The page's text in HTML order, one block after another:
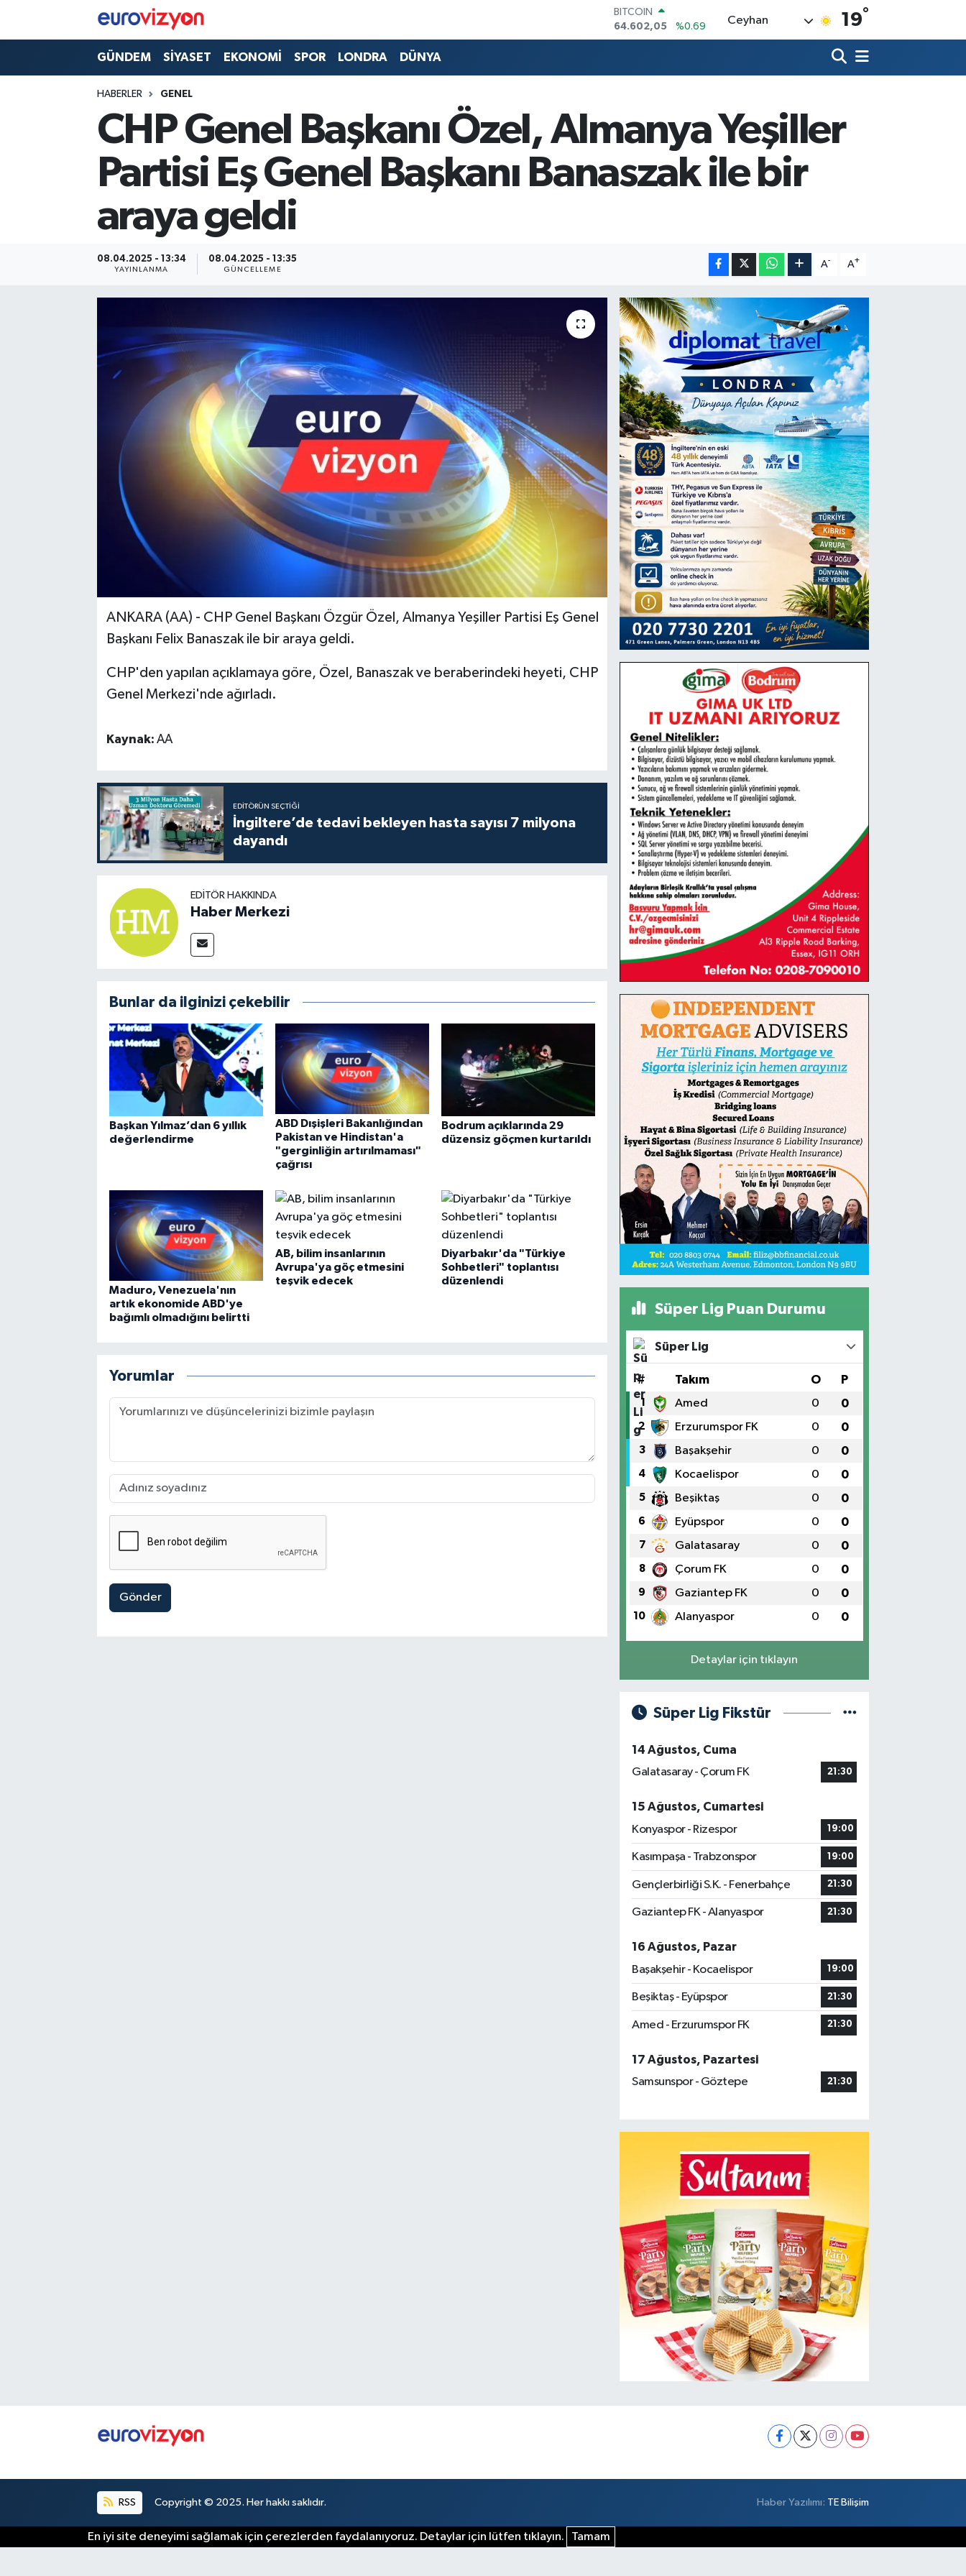
DOLAR
47,5986
%0.06
EURO
BİST100
13.768
%48
64.602,05
%0.69
Ceyhan 19°
GÜNDEM SİYASET EKONOMİ SPOR LONDRA DÜNYA
HABERLER GENEL
CHP Genel Başkanı Özel, Almanya Yeşiller
Partisi Eş Genel Başkanı Banaszak ile bir
araya geldi
08.04.2025 - 13:34
YAYINLANMA
08.04.2025 - 13:35
GÜNCELLEME
A- A+
ANKARA (AA) - CHP Genel Başkanı Özgür Özel, Almanya Yeşiller Partisi Eş Genel
Başkanı Felix Banaszak ile bir araya geldi.
CHP'den yapılan açıklamaya göre, Özel, Banaszak ve beraberindeki heyeti, CHP
Genel Merkezi'nde ağırladı.
Kaynak: AA
EDITÖRÜN SEÇTIĞI
İngiltere’de tedavi bekleyen hasta sayısı 7 milyona
dayandı
EDITÖR HAKKINDA
Haber Merkezi
Bunlar da ilginizi çekebilir
Başkan Yılmaz’dan 6 yıllık
değerlendirme
ABD Dışişleri Bakanlığından
Pakistan ve Hindistan'a
"gerginliğin artırılmaması"
çağrısı
Bodrum açıklarında 29
düzensiz göçmen kurtarıldı
Maduro, Venezuela'nın
artık ekonomide ABD'ye
bağımlı olmadığını belirtti
AB, bilim insanlarının
Avrupa'ya göç etmesini
teşvik edecek
Diyarbakır'da "Türkiye
Sohbetleri" toplantısı
düzenlendi
Yorumlar
Gönder
Süper Lig Puan Durumu
Süper Lig
# Takım O P
1 Amed 0 0
2 Erzurumspor FK 0 0
3 Başakşehir 0 0
4 Kocaelispor 0 0
5 Beşiktaş 0 0
6 Eyüpspor 0 0
7 Galatasaray 0 0
8 Çorum FK 0 0
9 Gaziantep FK 0 0
10 Alanyaspor 0 0
Detaylar için tıklayın
Süper Lig Fikstür
14 Ağustos, Cuma
Galatasaray - Çorum FK
21:30
15 Ağustos, Cumartesi
Konyaspor - Rizespor
19:00
Kasımpaşa - Trabzonspor 19:00
Gençlerbirliği S.K. - Fenerbahçe 21:30
Gaziantep FK - Alanyaspor 21:30
16 Ağustos, Pazar
Başakşehir - Kocaelispor
19:00
Beşiktaş - Eyüpspor 21:30
Amed - Erzurumspor FK 21:30
17 Ağustos, Pazartesi
Samsunspor - Göztepe
21:30
RSS Copyright © 2025. Her hakkı saklıdır. Haber Yazılımı: TE Bilişim
En iyi site deneyimi sağlamak için çerezlerden faydalanıyoruz. Detaylar için lütfen tıklayın. Tamam